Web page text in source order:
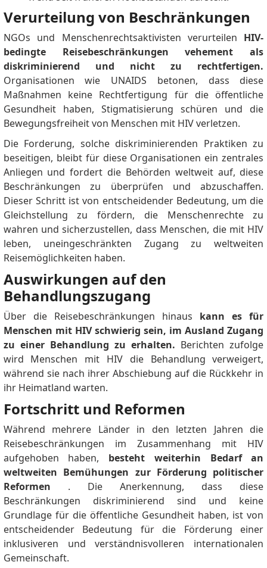
Verurteilung von Beschränkungen
NGOs und Menschenrechtsaktivisten verurteilen HIV-
bedingte Reisebeschränkungen vehement als
diskriminierend und nicht zu rechtfertigen.
Organisationen wie UNAIDS betonen, dass diese
Maßnahmen keine Rechtfertigung für die öffentliche
Gesundheit haben, Stigmatisierung schüren und die
Bewegungsfreiheit von Menschen mit HIV verletzen.
Die Forderung, solche diskriminierenden Praktiken zu
beseitigen, bleibt für diese Organisationen ein zentrales
Anliegen und fordert die Behörden weltweit auf, diese
Beschränkungen zu überprüfen und abzuschaffen.
Dieser Schritt ist von entscheidender Bedeutung, um die
Gleichstellung zu fördern, die Menschenrechte zu
wahren und sicherzustellen, dass Menschen, die mit HIV
leben, uneingeschränkten Zugang zu weltweiten
Reisemöglichkeiten haben.
Auswirkungen auf den
Behandlungszugang
Über die Reisebeschränkungen hinaus kann es für
Menschen mit HIV schwierig sein, im Ausland Zugang
zu einer Behandlung zu erhalten. Berichten zufolge
wird Menschen mit HIV die Behandlung verweigert,
während sie nach ihrer Abschiebung auf die Rückkehr in
ihr Heimatland warten.
Fortschritt und Reformen
Während mehrere Länder in den letzten Jahren die
Reisebeschränkungen im Zusammenhang mit HIV
aufgehoben haben, besteht weiterhin Bedarf an
weltweiten Bemühungen zur Förderung politischer
Reformen . Die Anerkennung, dass diese
Beschränkungen diskriminierend sind und keine
Grundlage für die öffentliche Gesundheit haben, ist von
entscheidender Bedeutung für die Förderung einer
inklusiveren und verständnisvolleren internationalen
Gemeinschaft.